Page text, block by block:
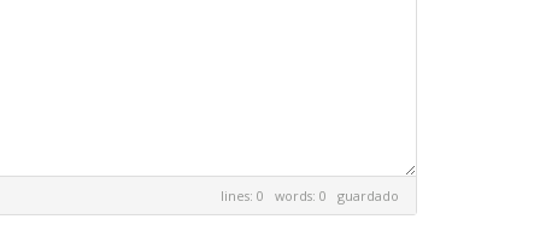
lines: 0 words: 0 guardado